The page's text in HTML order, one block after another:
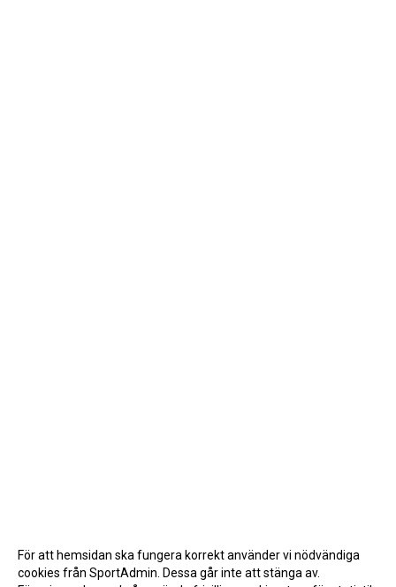
För att hemsidan ska fungera korrekt använder vi nödvändiga
cookies från SportAdmin. Dessa går inte att stänga av.